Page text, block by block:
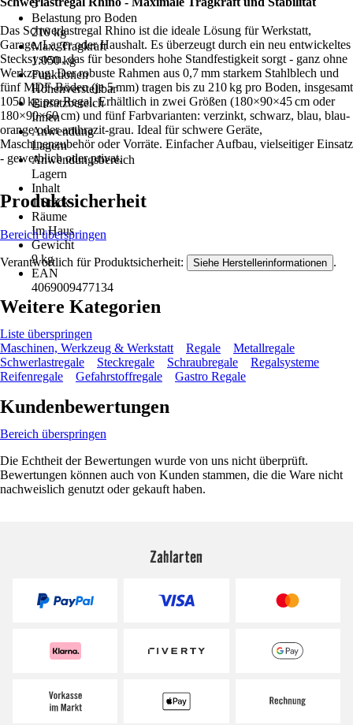
5
Belastung pro Boden
210 kg
Max. Tragkraft
1.050 kg
Funktionen
Höhenverstellbar
Einsatzbereich
Innen
Anwendung
Lagern
Anwendungsbereich
Lagern
Inhalt
1 Stück
Räume
Im Haus
Gewicht
9 kg
EAN
4069009477134
Das Schwerlastregal Rhino ist die ideale Lösung für Werkstatt,
Garage, Lager oder Haushalt. Es überzeugt durch ein neu entwickeltes
Stecksystem, das für besonders hohe Standfestigkeit sorgt - ganz ohne
Werkzeug. Der robuste Rahmen aus 0,7 mm starkem Stahlblech und
fünf MDF-Böden (je 5 mm) tragen bis zu 210 kg pro Boden, insgesamt
1050 kg pro Regal. Erhältlich in zwei Größen (180×90×45 cm oder
180×90×60 cm) und fünf Farbvarianten: verzinkt, schwarz, blau, blau-
orange oder anthrazit-grau. Ideal für schwere Geräte,
Maschinenzubehör oder Vorräte. Einfacher Aufbau, vielseitiger Einsatz
- gewerblich oder privat.
Produktsicherheit
Bereich überspringen
Verantwortlich für Produktsicherheit: Siehe Herstellerinformationen .
Weitere Kategorien
Liste überspringen
Maschinen, Werkzeug & Werkstatt
Regale
Metallregale
Schwerlastregale
Steckregale Schraubregale
Regalsysteme
Reifenregale
Gefahrstoffregale Gastro Regale
Kundenbewertungen
Bereich überspringen
Die Echtheit der Bewertungen wurde von uns nicht überprüft.
Bewertungen können auch von Kunden stammen, die die Ware nicht
nachweislich genutzt oder gekauft haben.
Zahlarten